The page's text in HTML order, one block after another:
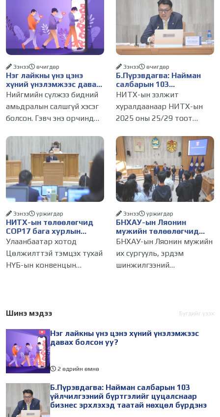
Нэг лайкны үнэ цэнэ
хүний үнэлэмжээс давах
болсон уу?
Ээнээ өчигдѳр
Нийгмийн сүлжээ бидний
амьдралын салшгүй хэсэг
болсон. Гэвч энэ орчинд
амжилт, тэр ч байтугай
хүний үнэ цэнийг хүртэл
лайк, шэйр, дагагчийн
тоогоор хэмжих хандлага
газар авч
Б.Пүрэвдагва: Найман
салбарын 103
үйлчилгээний
бүртгэлийг цуцалснаар
бизнес эрхлэхэд таатай
нөхцөл бүрдэнэ
Ээнээ өчигдѳр
НИТХ-ын ээлжит
хуралдаанаар НИТХ-ын
2025 оны 25/29 тоот
журмын зарим хэсгийг
хүчингүй болгож,
зөвшөөрлийн шинжтэй
103 бүртгэлээс нийслэлийн
бизнес эрхлэгчдийг
НИТХ-ын төлөөлөгчид
COP17 бага хурлын
бэлтгэл ажлын талаар
мэдээлэл сонслоо
Ээнээ уржигдар
Улаанбаатар хотод
Цөлжилттэй тэмцэх тухай
НҮБ-ын конвенцын
өдөр зохион
холбогдуулан Нийслэлийн
БНХАУ-ын Ляонин
мужийн төлөөлөгчид
НИТХ-ын үйл
танилцлаа
Ээнээ уржигдар
БНХАУ-ын Ляонин мужийн
их сургууль, эрдэм
шинжилгээний
төлөөлөгчид Монгол
айлчлалынхаа хүрээнд
Шинэ мэдээ Бүгдийг үзэх
Нэг лайкны үнэ цэнэ хүний үнэлэмжээс
давах болсон уу?
2 өдрийн өмнө
Б.Пүрэвдагва: Найман салбарын 103
үйлчилгээний бүртгэлийг цуцалснаар
бизнес эрхлэхэд таатай нөхцөл бүрдэнэ